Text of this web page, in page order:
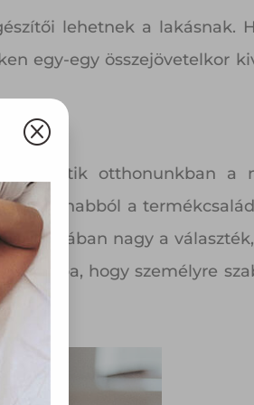
lehetnek a lakásnak.
egy-egy összejövetelkor
otthonunkban a
ugyanabból a
nagy a
hogy személyre
Q
Ön
az